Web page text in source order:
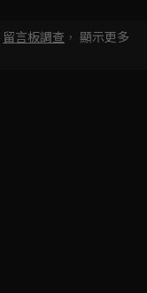
留言板調查 ， 顯示更多